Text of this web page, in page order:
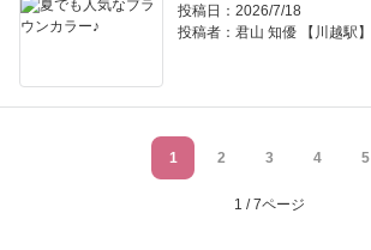
投稿日：2026/7/18
投稿者： 君山 知優 【川越駅】
1 2 3 4 5
1 / 7ページ